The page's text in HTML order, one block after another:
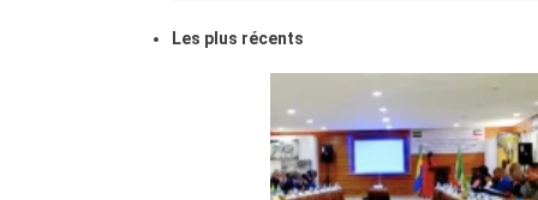
Les plus récents